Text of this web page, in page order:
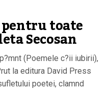
toate
Secosan
(Poemele c?ii iubirii),
la editura David Press
poetei, clamnd